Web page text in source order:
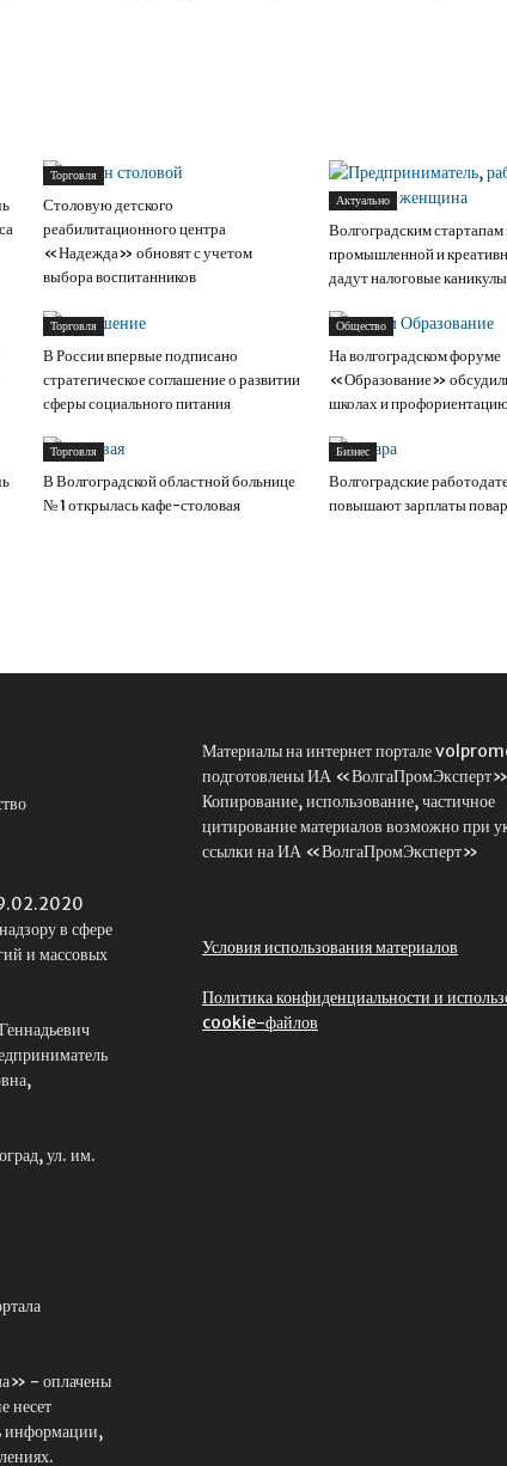
Торговля
Столовую детского
реабилитационного центра
«Надежда» обновят с учетом
выбора воспитанников
Актуально
Волгоградским стартапам
промышленной и
дадут налоговые каникулы
Торговля
В России впервые подписано
стратегическое соглашение о развитии
сферы социального питания
Общество
На волгоградском форуме
«Образование»
школах и
Торговля
В Волгоградской областной больнице
№ 1 открылась кафе-столовая
Бизнес
Волгоградские
повышают зарплаты
в сфере
и массовых
ул. им.
- оплачены
несет
информации,
Материалы на интернет портале
подготовлены ИА
Копирование, использование, частичное
цитирование материалов возможно при
ссылки на ИА «ВолгаПромЭксперт»
Условия использования материалов
Политика конфиденциальности и
cookie-файлов